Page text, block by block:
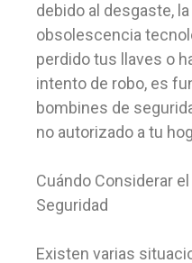
debido al desgaste,
obsolescencia
perdido tus llaves o
intento de robo, es
bombines de
no autorizado a tu
Cuándo Considerar
Seguridad
Existen varias